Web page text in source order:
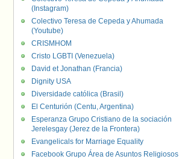
(Instagram)
Colectivo Teresa de Cepeda y Ahumada
(Youtube)
CRISMHOM
Cristo LGBTI (Venezuela)
David et Jonathan (Francia)
Dignity USA
Diversidade católica (Brasil)
El Centurión (Centu, Argentina)
Esperanza Grupo Cristiano de la sociación
Jerelesgay (Jerez de la Frontera)
Evangelicals for Marriage Equality
Facebook Grupo Área de Asuntos Religiosos